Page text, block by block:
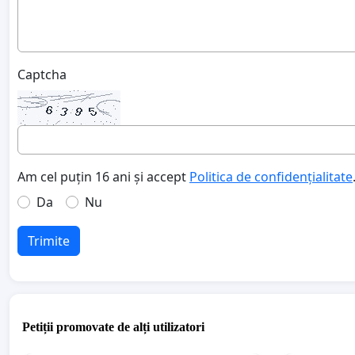
Captcha
Am cel puțin 16 ani și accept Politica de confidențialitate.
Da
Nu
Trimite
Petiții promovate de alți utilizatori